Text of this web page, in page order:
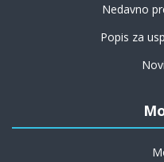
Nedavno
Popis za